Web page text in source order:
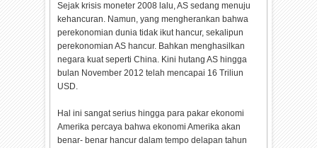
Sejak krisis moneter 2008 lalu, AS sedang menuju
kehancuran. Namun, yang mengherankan bahwa
perekonomian dunia tidak ikut hancur, sekalipun
perekonomian AS hancur. Bahkan menghasilkan
negara kuat seperti China. Kini hutang AS hingga
bulan November 2012 telah mencapai 16 Triliun
USD.
Hal ini sangat serius hingga para pakar ekonomi
Amerika percaya bahwa ekonomi Amerika akan
benar- benar hancur dalam tempo delapan tahun